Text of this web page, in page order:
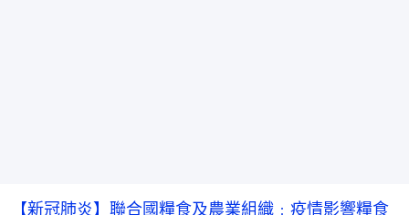
【新冠肺炎】聯合國糧食及農業組織﹕疫情影響糧食